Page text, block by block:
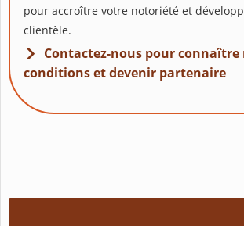
pour accroître votre notoriété et
clientèle.
Contactez-nous pour connaître
conditions et devenir partenaire